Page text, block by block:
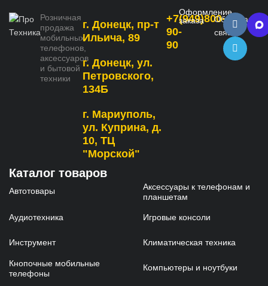
Розничная
продажа
мобильных
телефонов,
аксессуаров
и бытовой
техники
г. Донецк, пр-т
Ильича, 89
г. Донецк, ул.
Петровского,
134Б
г. Мариуполь,
ул. Куприна, д.
10, ТЦ
"Морской"
+7(949)800-
90-
90
Оформление
заказа
Обратная
связь
Каталог товаров
Автотовары
Аксессуары к телефонам и
планшетам
Аудиотехника Игровые консоли
Инструмент Климатическая техника
Кнопочные мобильные
телефоны
Компьютеры и ноутбуки